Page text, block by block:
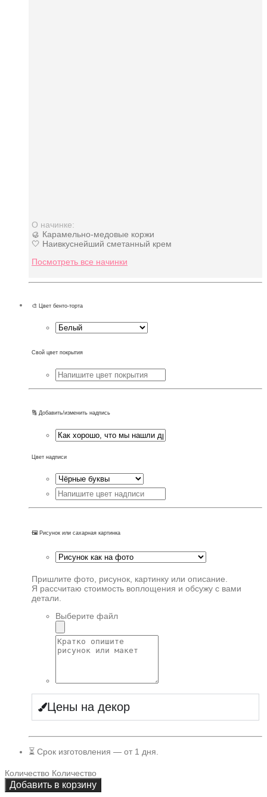
О начинке:
🥮 Карамельно-медовые коржи
🤍 Наивкуснейший сметанный крем
Посмотреть все начинки
🎨 Цвет бенто-торта
Свой цвет покрытия
🔠 Добавить/изменить надпись
Цвет надписи
🖼️ Рисунок или сахарная картинка
Пришлите фото, рисунок, картинку или описание.
Я рассчитаю стоимость воплощения и обсужу с вами
детали.
Выберите файл
Цены на декор
⏳ Срок изготовления — от 1 дня.
Количество Количество
Добавить в корзину